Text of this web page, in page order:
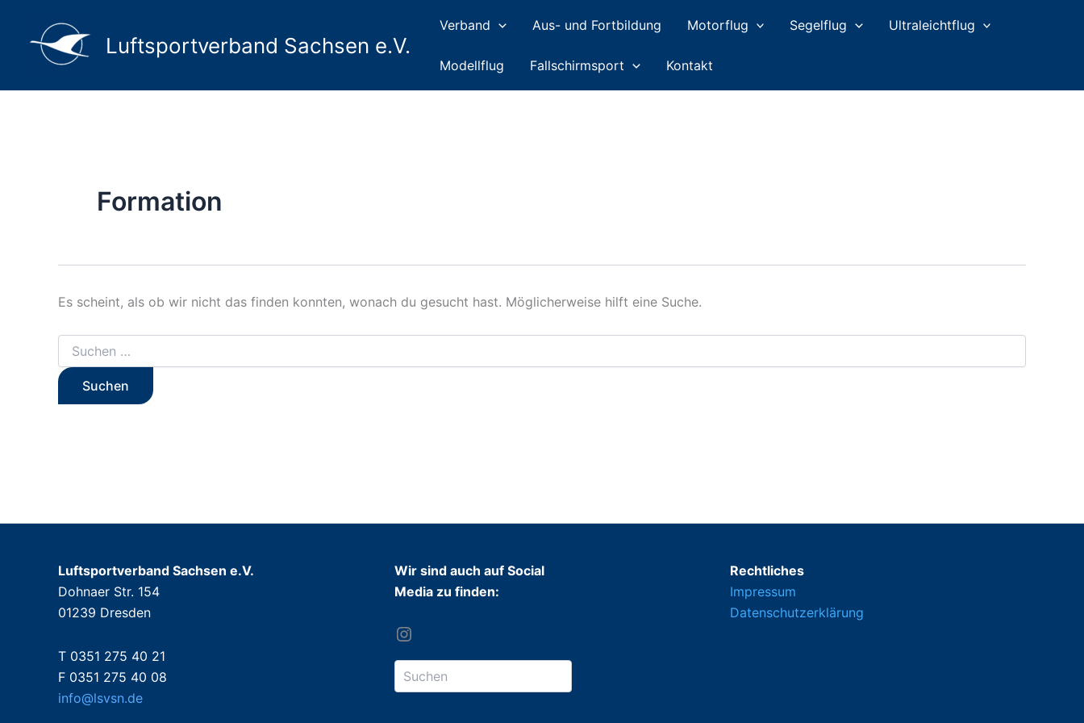
springen
Luftsportverband Sachsen e.V.
Verband Aus- und Fortbildung Motorflug Segelflug Ultraleichtflug
Modellflug Fallschirmsport Kontakt
Formation
Es scheint, als ob wir nicht das finden konnten, wonach du gesucht hast. Möglicherweise hilft eine Suche.
nach:
Luftsportverband Sachsen e.V.
Dohnaer Str. 154
01239 Dresden
T 0351 275 40 21
F 0351 275 40 08
info@lsvsn.de
Wir sind auch auf Social
Media zu finden:
Rechtliches
Impressum
Datenschutzerklärung